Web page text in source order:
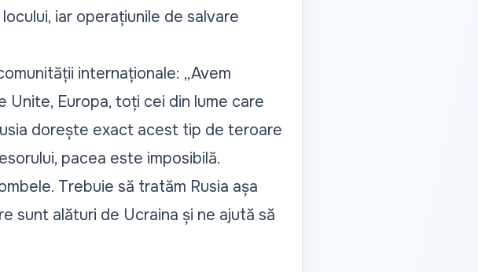
iar operațiunile de salvare
internaționale: „Avem
Unite, Europa, toți cei din lume care
dorește exact acest tip de teroare
pacea este imposibilă.
Trebuie să tratăm Rusia așa
sunt alături de Ucraina și ne ajută să